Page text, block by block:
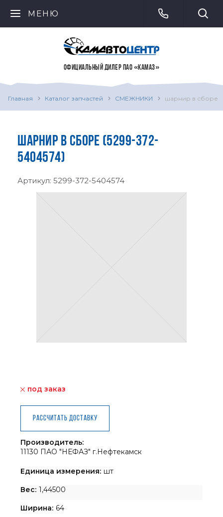
МЕНЮ
ОФИЦИАЛЬНЫЙ ДИЛЕР ПАО «КАМАЗ»
Главная Каталог запчастей СМЕЖНИКИ шарнир в сборе
ШАРНИР В СБОРЕ (5299-372-
5404574)
Артикул: 5299-372-5404574
под заказ
Рассчитать доставку
Производитель:
11130 ПАО "НЕФАЗ" г.Нефтекамск
Единица измерения: шт
Вес: 1,44500
Ширина: 64